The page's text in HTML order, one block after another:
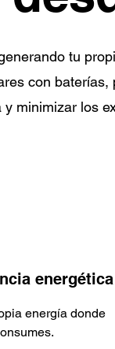
tu
con
minimizar los
energética
energía donde